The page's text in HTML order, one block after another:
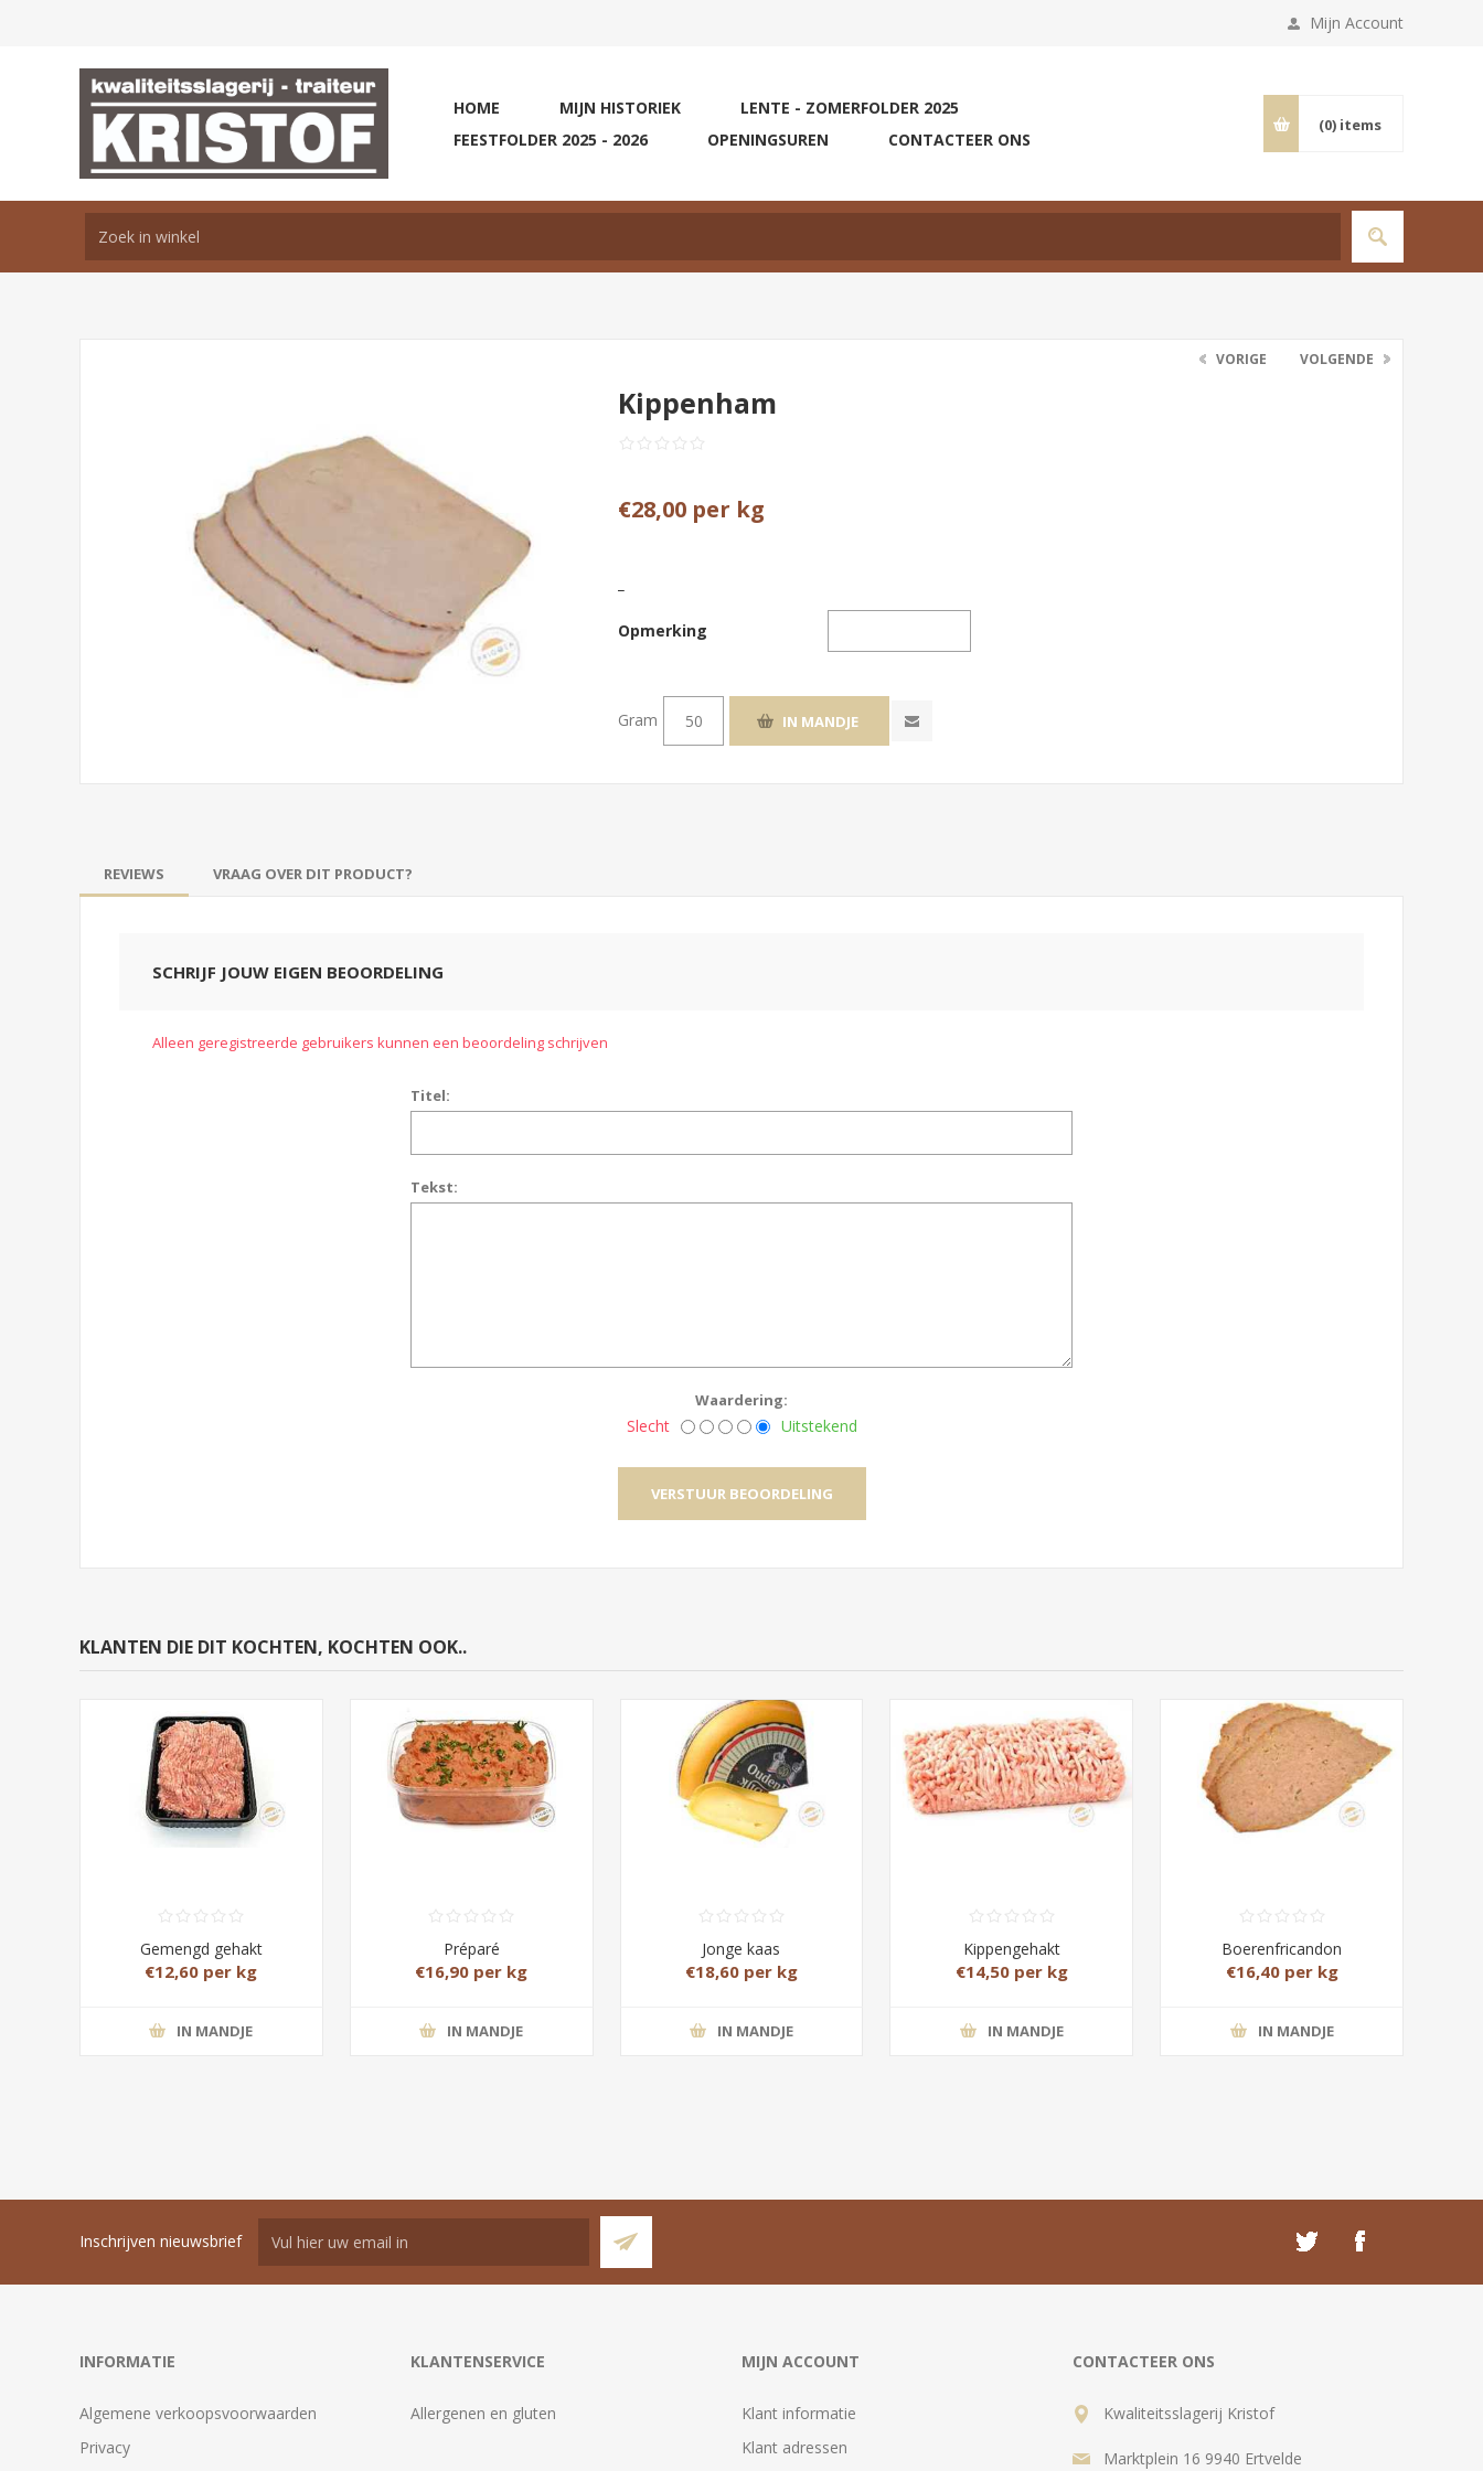
Mijn Account
HOME MIJN HISTORIEK
LENTE - ZOMERFOLDER 2025
FEESTFOLDER 2025 - 2026
OPENINGSUREN CONTACTEER ONS
(0) items
VORIGE VOLGENDE
Kippenham
€28,00 per kg
Opmerking
Gram
REVIEWS VRAAG OVER DIT PRODUCT?
SCHRIJF JOUW EIGEN BEOORDELING
Alleen geregistreerde gebruikers kunnen een beoordeling schrijven
Titel:
Tekst:
Waardering:
Slecht Uitstekend
KLANTEN DIE DIT KOCHTEN, KOCHTEN OOK..
Gemengd gehakt
€12,60 per kg
IN MANDJE
Préparé
€16,90 per kg
IN MANDJE
Jonge kaas
€18,60 per kg
IN MANDJE
Kippengehakt
€14,50 per kg
IN MANDJE
Boerenfricandon
€16,40 per kg
IN MANDJE
Inschrijven nieuwsbrief
INFORMATIE
Algemene verkoopsvoorwaarden
Privacy
KLANTENSERVICE
Allergenen en gluten
MIJN ACCOUNT
Klant informatie
Klant adressen
CONTACTEER ONS
Kwaliteitsslagerij Kristof
Marktplein 16 9940 Ertvelde